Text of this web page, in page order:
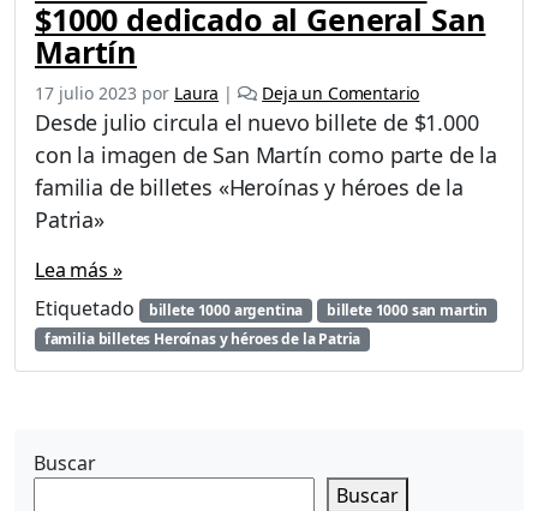
$1000 dedicado al General San
Martín
17 julio 2023 por Laura | Deja un Comentario
Desde julio circula el nuevo billete de $1.000
con la imagen de San Martín como parte de la
familia de billetes «Heroínas y héroes de la
Patria»
Lea más »
Etiquetado
billete 1000 argentina
billete 1000 san martin
familia billetes Heroínas y héroes de la Patria
Buscar
Buscar